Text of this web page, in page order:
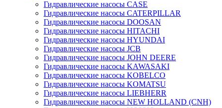
Гидравлические насосы CASE
Гидравлические насосы CATERPILLAR
Гидравлические насосы DOOSAN
Гидравлические насосы HITACHI
Гидравлические насосы HYUNDAI
Гидравлические насосы JCB
Гидравлические насосы JOHN DEERE
Гидравлические насосы KAWASAKI
Гидравлические насосы KOBELCO
Гидравлические насосы KOMATSU
Гидравлические насосы LIEBHERR
Гидравлические насосы NEW HOLLAND (CNH)